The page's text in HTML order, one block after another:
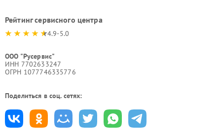
Рейтинг сервисного центра
4.9-5.0
ООО "Русервис"
ИНН 7702633247
ОГРН 1077746335776
Поделиться в соц. сетях: